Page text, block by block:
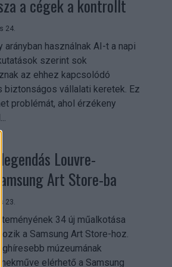
a cégek a kontrollt
24.
arányban használnak AI-t a napi
szerint sok
az ehhez kapcsolódó
biztonságos vállalati keretek. Ez
problémát, ahol érzékeny
Louvre-
Art Store-ba
23.
34 új műalkotása
a Samsung Art Store-hoz.
múzeumának
elérhető a Samsung